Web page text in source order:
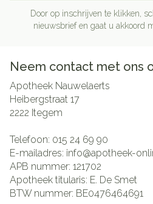
Door op inschrijven te klikken,
nieuwsbrief en gaat u akkoord
Neem contact met ons
Apotheek Nauwelaerts
Heibergstraat 17
2222 Itegem
Telefoon: 015 24 69 90
E-mailadres: info@apotheek-
APB nummer: 121702
Apotheek titularis: E. De Smet
BTW nummer: BE0476464691